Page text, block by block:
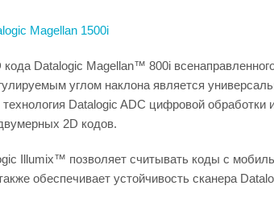
Magellan 1500i
Datalogic Magellan™ 800i
углом наклона является
Datalogic ADC цифровой обработки
2D кодов.
Illumix™ позволяет считывать коды с
обеспечивает устойчивость сканера